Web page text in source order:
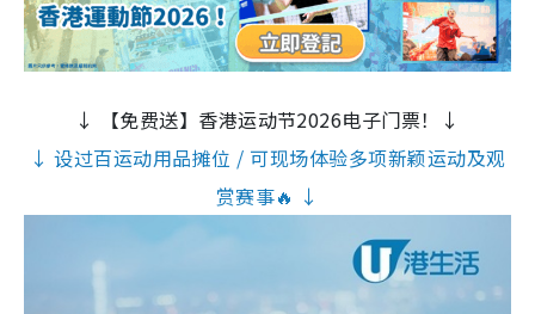
↓ 【免费送】香港运动节2026电子门票！↓
↓ 设过百运动用品摊位 / 可现场体验多项新颖运动及观
赏赛事🔥 ↓